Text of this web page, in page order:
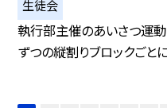
生徒会
執行部主催のあいさつ運動
ずつの縦割りブロックごと